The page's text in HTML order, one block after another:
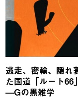
逃走、密輸、隠れ
た国道「ルート
—Gの黒雑学